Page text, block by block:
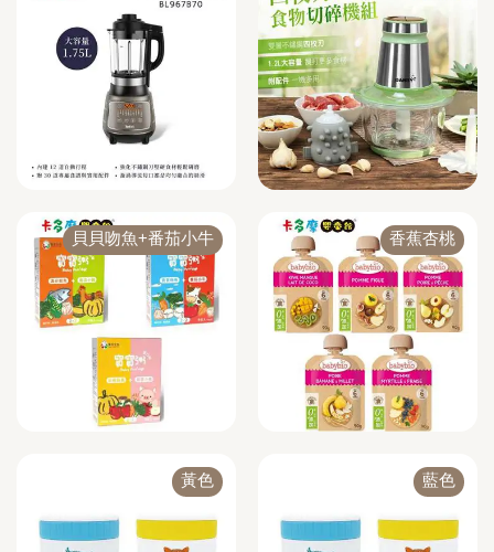
貝貝吻魚+番茄小牛 香蕉杏桃
黃色 藍色